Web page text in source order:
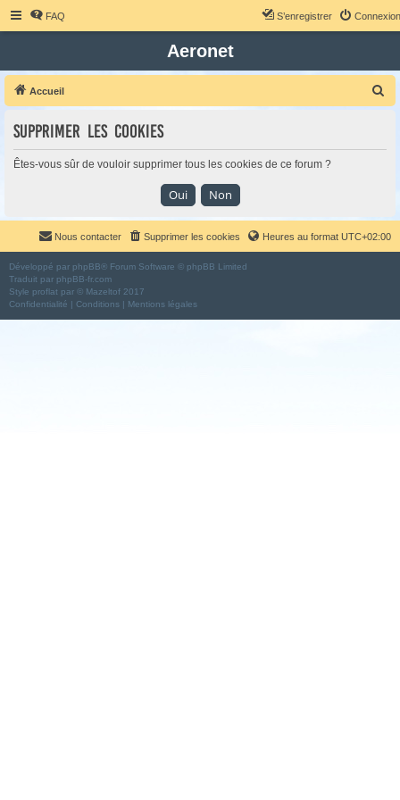
FAQ Connexion
S’enregistrer
Aeronet
Accueil
c
h
Supprimer les cookies
Êtes-vous sûr de vouloir supprimer tous les cookies de ce forum ?
Heures au format UTC+02:00
Supprimer les cookies
Nous contacter
Développé par phpBB® Forum Software © phpBB Limited
Traduit par phpBB-fr.com
Style proflat par © Mazeltof 2017
Confidentialité | Conditions | Mentions légales